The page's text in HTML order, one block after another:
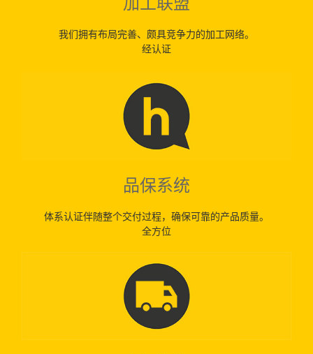
我们拥有布局完善、颇具竞争力的加工网络。
经认证
品保系统
体系认证伴随整个交付过程，确保可靠的产品质量。
全方位